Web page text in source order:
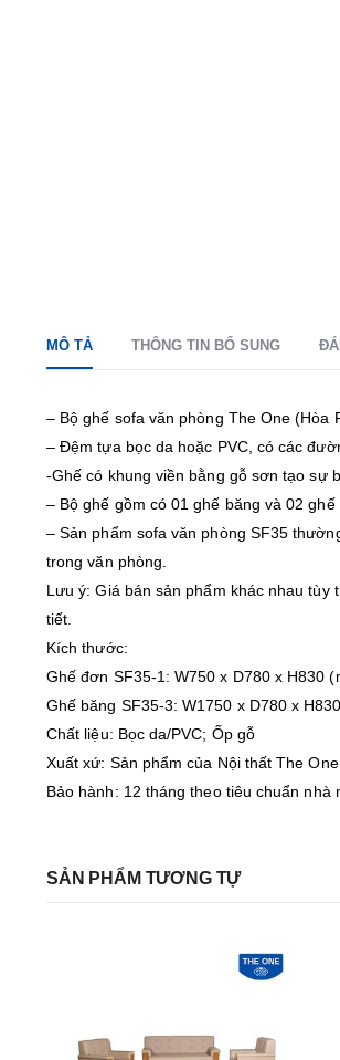
MÔ TẢ THÔNG TIN BỔ SUNG
– Bộ ghế sofa văn phòng The One (Hòa
– Đệm tựa bọc da hoặc PVC, có các
-Ghế có khung viền bằng gỗ sơn tạo sự
– Bộ ghế gồm có 01 ghế băng và 02 ghế
– Sản phẩm sofa văn phòng SF35
trong văn phòng.
Lưu ý: Giá bán sản phẩm khác nhau tùy
tiết.
Kích thước:
Ghế đơn SF35-1: W750 x D780 x H830
Ghế băng SF35-3: W1750 x D780 x
Chất liệu: Bọc da/PVC; Ốp gỗ
Xuất xứ: Sản phẩm của Nội thất The
Bảo hành: 12 tháng theo tiêu chuẩn nhà
SẢN PHẨM TƯƠNG TỰ